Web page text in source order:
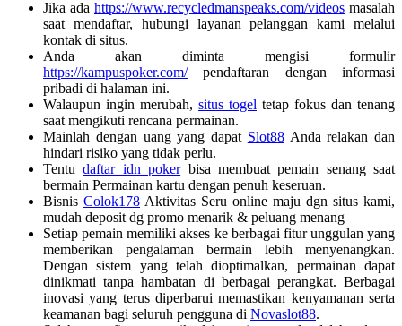
Jika ada https://www.recycledmanspeaks.com/videos masalah
saat mendaftar, hubungi layanan pelanggan kami melalui
kontak di situs.
Anda akan diminta mengisi formulir
https://kampuspoker.com/pendaftaran dengan informasi
pribadi di halaman ini.
Walaupun ingin merubah, situs togel tetap fokus dan tenang
saat mengikuti rencana permainan.
Mainlah dengan uang yang dapat Slot88Anda relakan dan
hindari risiko yang tidak perlu.
Tentudaftar idn pokerbisa membuat pemain senang saat
bermain Permainan kartu dengan penuh keseruan.
Bisnis Colok178 Aktivitas Seru online maju dgn situs kami,
mudah deposit dg promo menarik & peluang menang
Setiap pemain memiliki akses ke berbagai fitur unggulan yang
memberikan pengalaman bermain lebih menyenangkan.
Dengan sistem yang telah dioptimalkan, permainan dapat
dinikmati tanpa hambatan di berbagai perangkat. Berbagai
inovasi yang terus diperbarui memastikan kenyamanan serta
keamanan bagi seluruh pengguna di Novaslot88.